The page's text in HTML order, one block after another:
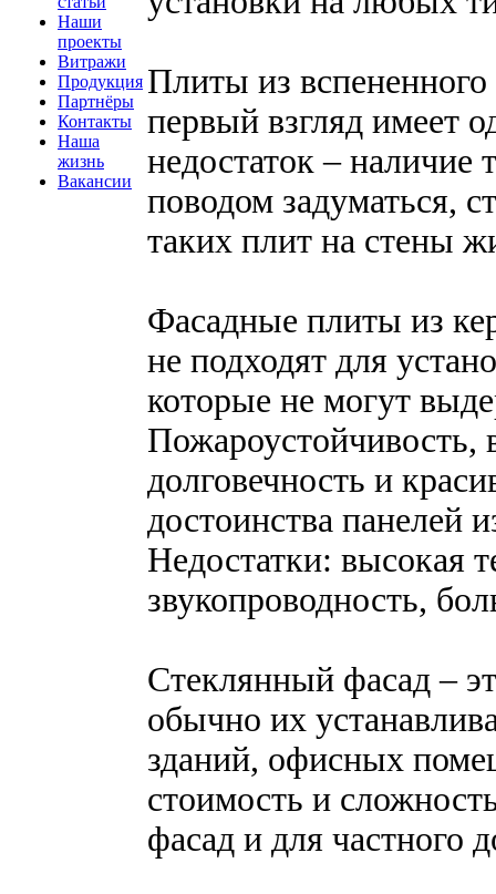
Наши
проекты
Витражи
Продукция
Партнёры
Контакты
Наша
жизнь
Вакансии
Плиты из
первый взгляд имеет
недостаток – наличие
поводом задуматься,
таких плит на стены
Фасадные плиты из
не подходят для
которые не могут
Пожароустойчивость,
долговечность и
достоинства панелей
Недостатки: высокая
звукопроводность,
Стеклянный фасад –
обычно их
зданий, офисных
стоимость и
фасад и для частного